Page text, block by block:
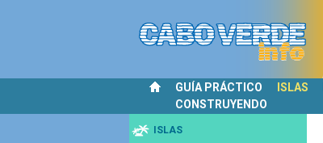
GUÍA PRÁCTICO ISLAS
CONSTRUYENDO
ISLAS